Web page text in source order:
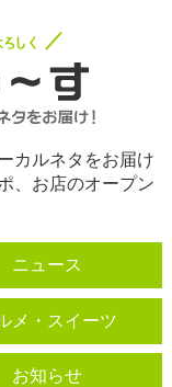
カルネタをお届け
、お店のオープン
ニュース
メ・スイーツ
お知らせ